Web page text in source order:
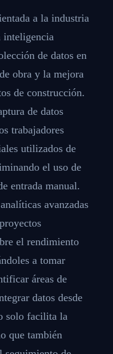
a la industria
inteligencia
de datos en
obra y la mejora
de construcción.
de datos
trabajadores
utilizados de
el uso de
entrada manual.
avanzadas
el rendimiento
a tomar
áreas de
datos desde
solo facilita la
que también